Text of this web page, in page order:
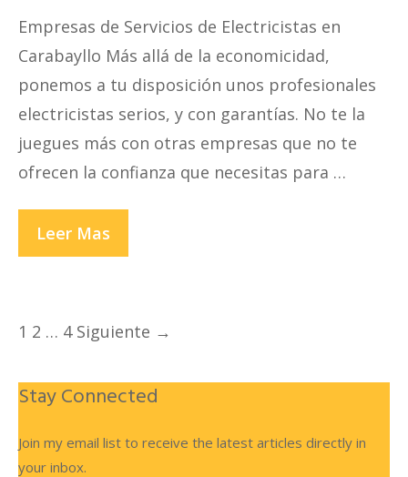
Empresas de Servicios de Electricistas en
Carabayllo Más allá de la economicidad,
ponemos a tu disposición unos profesionales
electricistas serios, y con garantías. No te la
juegues más con otras empresas que no te
ofrecen la confianza que necesitas para …
Leer Mas
EN
Navegación
entradas
1 2 … 4 Siguiente →
Stay Connected
Join my email list to receive the latest articles directly in
your inbox.